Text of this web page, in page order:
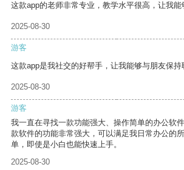
这款app的老师非常专业，教学水平很高，让我能
2025-08-30
游客
这款app是我社交的好帮手，让我能够与朋友保持
2025-08-30
游客
我一直在寻找一款功能强大、操作简单的办公软
款软件的功能非常强大，可以满足我日常办公的
单，即使是小白也能快速上手。
2025-08-30